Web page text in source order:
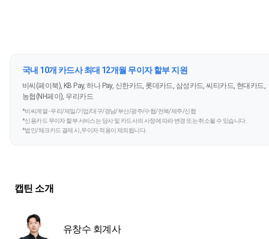
국내 10개 카드사 최대 12개월 무이자 할부 지원
비씨(페이북), KB Pay, 하나 Pay, 신한카드, 롯데카드, 삼성카드, 씨티카드, 현대카드,
농협(NH페이), 우리카드
*비씨계열 - 우리/제일/기업/대구/경남/부산/광주/수협/전북/제주/신협
*신용카드 무이자 할부 서비스는 당사 및 카드사의 사정에 따라 변경 또는 취소될 수 있습니다.
*법인/체크카드 결제 시, 무이자 적용이 제외됩니다.
캡틴 소개
유창수 회계사